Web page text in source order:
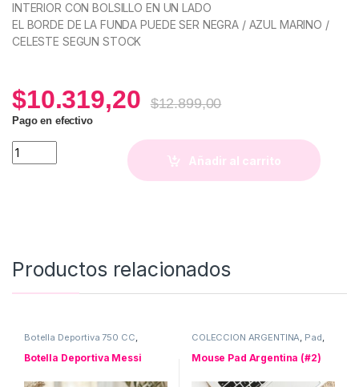
INTERIOR CON BOLSILLO EN UN LADO
EL BORDE DE LA FUNDA PUEDE SER NEGRA / AZUL MARINO /
CELESTE SEGUN STOCK
$10.319,20 $12.899,00
Pago en efectivo
Funda para Album del Mundial 2026 quantity
Añadir al carrito
Productos relacionados
Botella Deportiva 750 CC,
ARGENTINA
Botella Deportiva Messi
COLECCION ARGENTINA, Pad,
Mouse Pad Argentina (#2)